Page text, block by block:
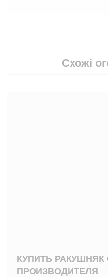
Схожі
КУПИТЬ
ПРОИЗВОДИТЕЛЯ